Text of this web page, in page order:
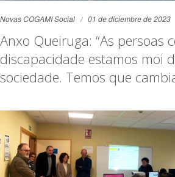
Novas COGAMI Social 01 de diciembre de 2023
Anxo Queiruga: “As persoas
discapacidade estamos moi
sociedade. Temos que